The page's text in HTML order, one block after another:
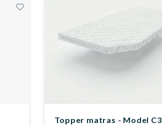
Topper matras - Model C3